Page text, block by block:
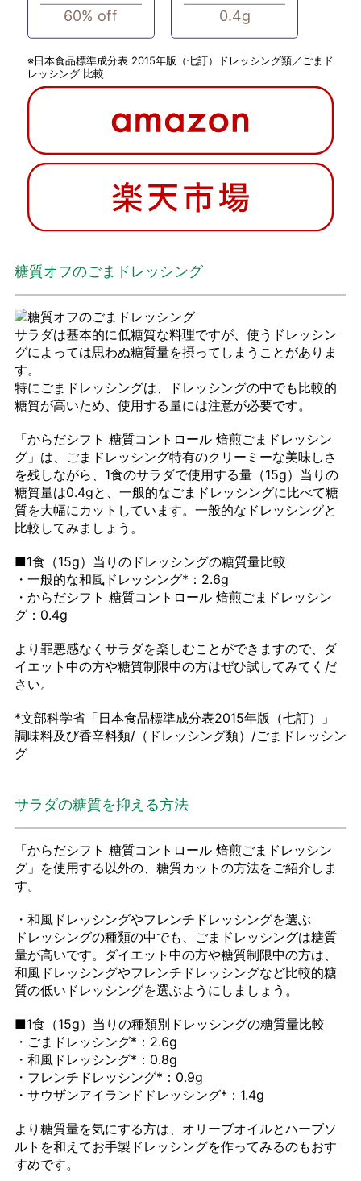
60% off 0.4g
※日本食品標準成分表 2015年版（七訂）ドレッシング類／ごまド
レッシング 比較
糖質オフのごまドレッシング
サラダは基本的に低糖質な料理ですが、使うドレッシン
グによっては思わぬ糖質量を摂ってしまうことがありま
す。
特にごまドレッシングは、ドレッシングの中でも比較的
糖質が高いため、使用する量には注意が必要です。
「からだシフト 糖質コントロール 焙煎ごまドレッシン
グ」は、ごまドレッシング特有のクリーミーな美味しさ
を残しながら、1食のサラダで使用する量（15g）当りの
糖質量は0.4gと、一般的なごまドレッシングに比べて糖
質を大幅にカットしています。一般的なドレッシングと
比較してみましょう。
■1食（15g）当りのドレッシングの糖質量比較
・一般的な和風ドレッシング*：2.6g
・からだシフト 糖質コントロール 焙煎ごまドレッシン
グ：0.4g
より罪悪感なくサラダを楽しむことができますので、ダ
イエット中の方や糖質制限中の方はぜひ試してみてくだ
さい。
*文部科学省「日本食品標準成分表2015年版（七訂）」
調味料及び香辛料類/（ドレッシング類）/ごまドレッシン
グ
サラダの糖質を抑える方法
「からだシフト 糖質コントロール 焙煎ごまドレッシン
グ」を使用する以外の、糖質カットの方法をご紹介しま
す。
・和風ドレッシングやフレンチドレッシングを選ぶ
ドレッシングの種類の中でも、ごまドレッシングは糖質
量が高いです。ダイエット中の方や糖質制限中の方は、
和風ドレッシングやフレンチドレッシングなど比較的糖
質の低いドレッシングを選ぶようにしましょう。
■1食（15g）当りの種類別ドレッシングの糖質量比較
・ごまドレッシング*：2.6g
・和風ドレッシング*：0.8g
・フレンチドレッシング*：0.9g
・サウザンアイランドドレッシング*：1.4g
より糖質量を気にする方は、オリーブオイルとハーブソ
ルトを和えてお手製ドレッシングを作ってみるのもおす
すめです。